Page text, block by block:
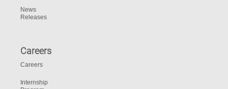
News
Releases
Careers
Careers
Internship